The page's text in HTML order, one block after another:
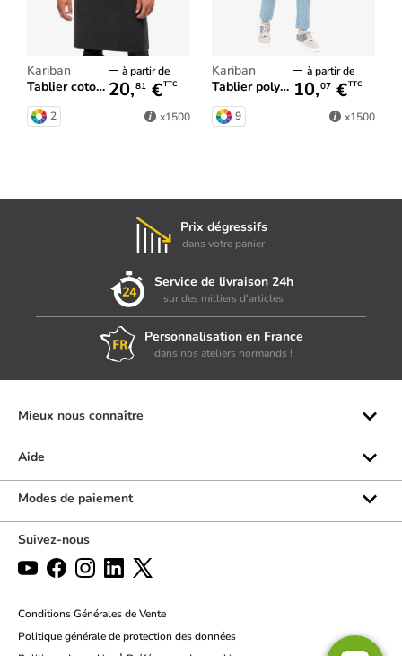
Kariban
Tablier coton vintage
à partir de
20,81 €TTC
2 x1500
Kariban
Tablier polycoton court
à partir de
10,07 €TTC
9 x1500
Prix dégressifs
dans votre panier
Service de livraison 24h
sur des milliers d'articles
Personnalisation en France
dans nos ateliers normands !
Mieux nous connaître
Qui sommes-nous ?
Les marques
Aide
Rubrique d'aide
Formulaire de contact
Par chat
Politique des retours
Modes de paiement
Suivez-nous
Conditions Générales de Vente
Politique générale de protection des données